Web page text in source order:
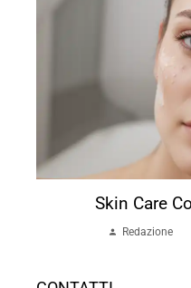
Skin Care
Redazione